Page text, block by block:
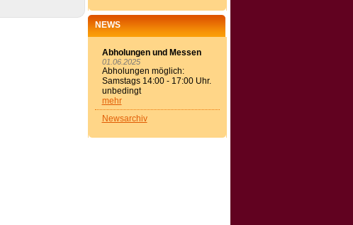
NEWS
Abholungen und Messen
01.06.2025
Abholungen möglich:
Samstags 14:00 - 17:00 Uhr.
unbedingt
mehr
Newsarchiv